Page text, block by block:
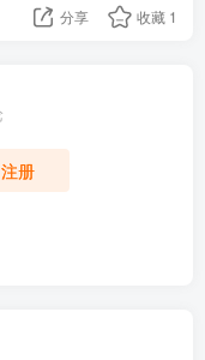
分享 收藏 1
注册